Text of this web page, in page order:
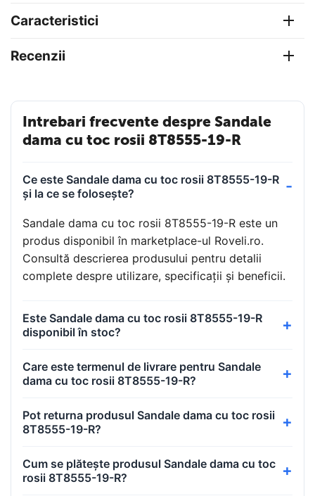
Caracteristici
Recenzii
Intrebari frecvente despre Sandale
dama cu toc rosii 8T8555-19-R
Ce este Sandale dama cu toc rosii 8T8555-19-R
și la ce se folosește?
Sandale dama cu toc rosii 8T8555-19-R este un
produs disponibil în marketplace-ul Roveli.ro.
Consultă descrierea produsului pentru detalii
complete despre utilizare, specificații și beneficii.
Este Sandale dama cu toc rosii 8T8555-19-R
disponibil în stoc?
Care este termenul de livrare pentru Sandale
dama cu toc rosii 8T8555-19-R?
Pot returna produsul Sandale dama cu toc rosii
8T8555-19-R?
Cum se plătește produsul Sandale dama cu toc
rosii 8T8555-19-R?